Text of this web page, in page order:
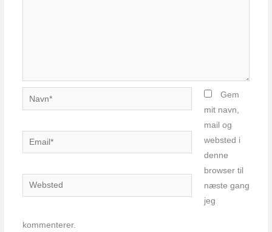
Navn*
Email*
Websted
Gem
mit navn,
mail og
websted i
denne
browser til
næste gang
jeg
kommenterer.